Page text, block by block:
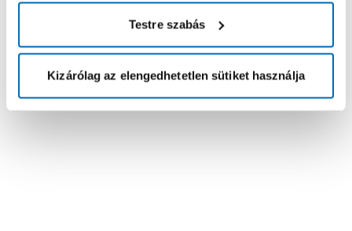
Testre szabás
Kizárólag az elengedhetetlen sütiket használja